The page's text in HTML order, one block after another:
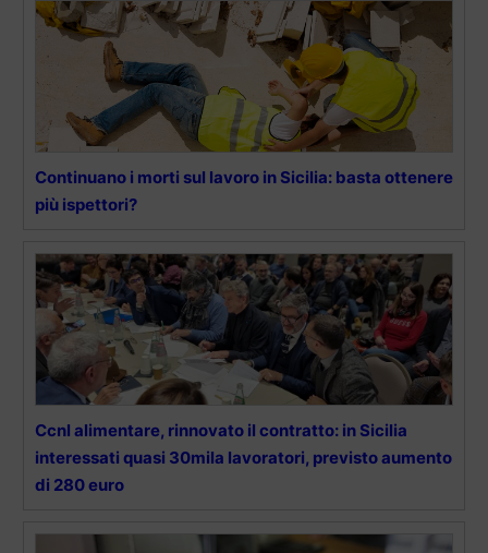
Continuano i morti sul lavoro in Sicilia: basta ottenere
più ispettori?
Ccnl alimentare, rinnovato il contratto: in Sicilia
interessati quasi 30mila lavoratori, previsto aumento
di 280 euro